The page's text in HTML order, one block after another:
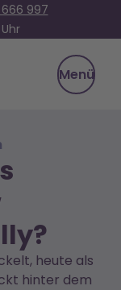
997
Menü
heute als
hinter dem